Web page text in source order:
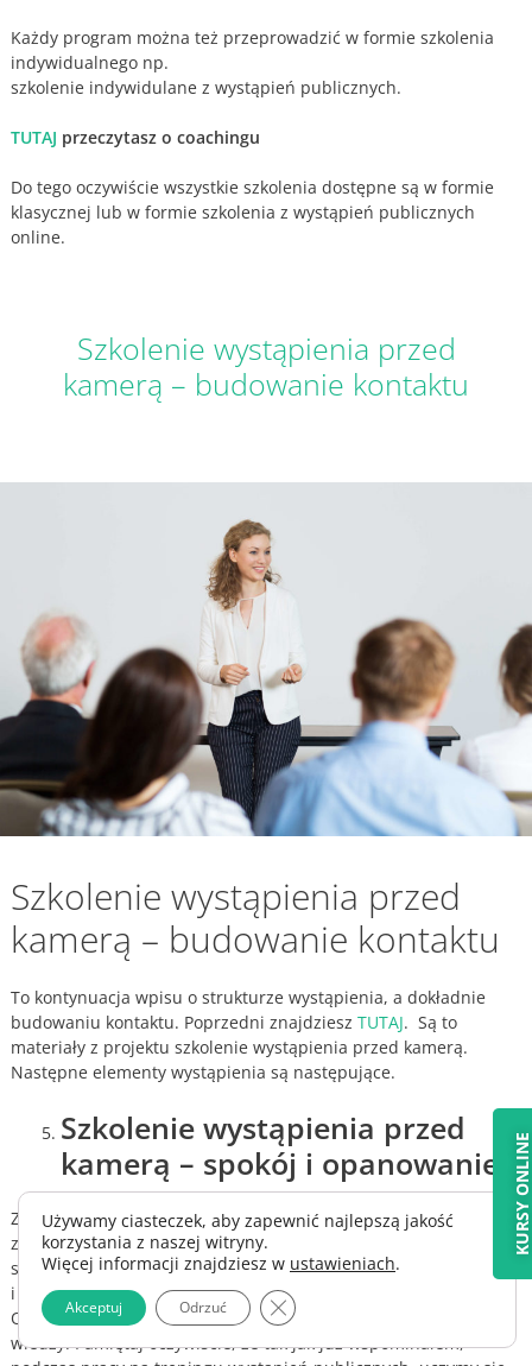
Każdy program można też przeprowadzić w formie szkolenia
indywidualnego np.
szkolenie indywidulane z wystąpień publicznych.
TUTAJ przeczytasz o coachingu
Do tego oczywiście wszystkie szkolenia dostępne są w formie
klasycznej lub w formie szkolenia z wystąpień publicznych
online.
Szkolenie wystąpienia przed
kamerą – budowanie kontaktu
Szkolenie wystąpienia przed
kamerą – budowanie kontaktu
To kontynuacja wpisu o strukturze wystąpienia, a dokładnie
budowaniu kontaktu. Poprzedni znajdziesz TUTAJ. Są to
materiały z projektu szkolenie wystąpienia przed kamerą.
Następne elementy wystąpienia są następujące.
Szkolenie wystąpienia przed
kamerą – spokój i opanowanie
Zadbaj o to, by komunikat, który wysyłasz do odbiorców, czy to
za pomocą słów, czy mowy ciała i wyglądu, mówił: „Jestem
spokojny, czuję się pewnie i dobrze w tym miejscu”. Twój spokój
i opanowanie sprawią, że zyskasz zaufanie. Jesteś wiarygodny.
Od razu widać, że wiesz, co mówisz i jesteś pewny swojej
wiedzy. Pamiętaj oczywiście, że tak jak już wspominałem,
Używamy ciasteczek, aby zapewnić najlepszą jakość
korzystania z naszej witryny.
Więcej informacji znajdziesz w ustawieniach.
Akceptuj Odrzuć Zamknij panel powiadomień o
KURSY ONLINE